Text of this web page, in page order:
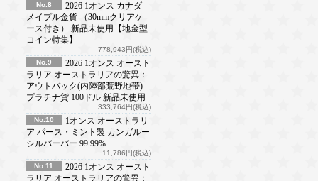
No.8
2026 1オンス カナダ
メイプル金貨 （30mmクリアケ
ース付き） 新品未使用【地金型
コイン特集】
778,943円(税込)
No.9
2026 1オンス オースト
ラリア オーストラリアの驚異：
アウトバック(内陸部荒野地帯)
プラチナ貨 100ドル 新品未使用
333,764円(税込)
No.10
1オンス オーストラリ
ア パース・ミント製 カンガルー
シルバーバー 99.99%
11,786円(税込)
No.11
2026 1オンス オースト
ラリア オーストラリアの驚異：